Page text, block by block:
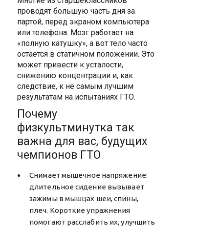
проводят большую часть дня за
партой, перед экраном компьютера
или телефона. Мозг работает на
«полную катушку», а вот тело часто
остается в статичном положении. Это
может привести к усталости,
снижению концентрации и, как
следствие, к не самым лучшим
результатам на испытаниях ГТО.
Почему
физкультминутка так
важна для вас, будущих
чемпионов ГТО
Снимает мышечное напряжение:
длительное сидение вызывает
зажимы в мышцах шеи, спины,
плеч. Короткие упражнения
помогают расслабить их, улучшить